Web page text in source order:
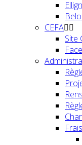
CEFA
Site